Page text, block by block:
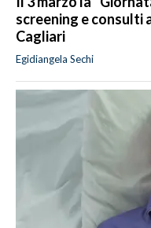
screening e consulti
Cagliari
Egidiangela Sechi